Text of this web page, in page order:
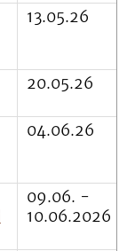
13.05.26
20.05.26
04.06.26
09.06. -
10.06.2026